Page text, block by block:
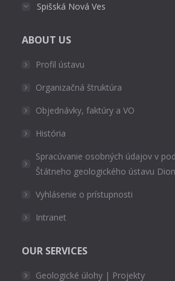
Spišská Nová Ves
ABOUT US
Profil ústavu
Organizačná štruktúra
Objednávky, faktúry a VO
História
Spracúvanie osobných údajov v
Štátneho geologického ústavu
Vyhlásenie o prístupnosti
Intranet
OUR SERVICES
Geologické úlohy | Projekty